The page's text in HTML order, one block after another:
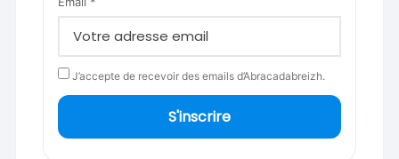
J’accepte de recevoir des emails d’Abracadabreizh.
S'inscrire